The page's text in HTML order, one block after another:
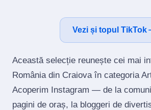
Vezi și topul TikTok
Această selecție reunește cei mai
România din Craiova în categoria
Acoperim Instagram — de la
pagini de oraș, la bloggeri de